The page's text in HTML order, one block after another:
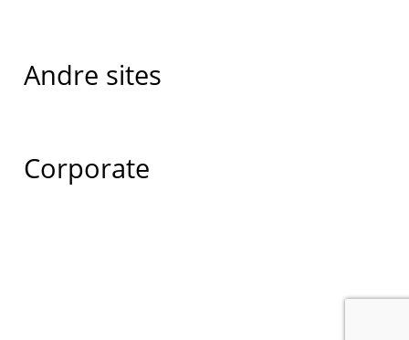
Andre sites
Corporate